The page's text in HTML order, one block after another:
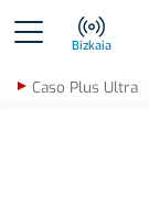
Bizkaia
Caso Plus Ultra